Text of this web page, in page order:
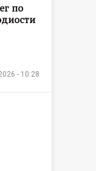
по
- 10:28